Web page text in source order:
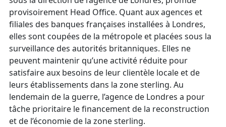
provisoirement Head Office. Quant aux agences et
filiales des banques françaises installées à Londres,
elles sont coupées de la métropole et placées sous la
surveillance des autorités britanniques. Elles ne
peuvent maintenir qu’une activité réduite pour
satisfaire aux besoins de leur clientèle locale et de
leurs établissements dans la zone sterling. Au
lendemain de la guerre, l’agence de Londres a pour
tâche prioritaire le financement de la reconstruction
et de l’économie de la zone sterling.